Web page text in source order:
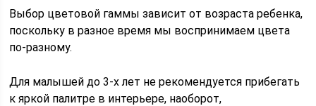
Выбор цветовой гаммы зависит от возраста ребенка,
поскольку в разное время мы воспринимаем цвета
по-разному.
Для малышей до 3-х лет не рекомендуется прибегать
к яркой палитре в интерьере, наоборот,